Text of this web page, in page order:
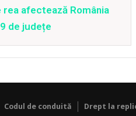
afectează România
de județe
Codul de conduită Drept la